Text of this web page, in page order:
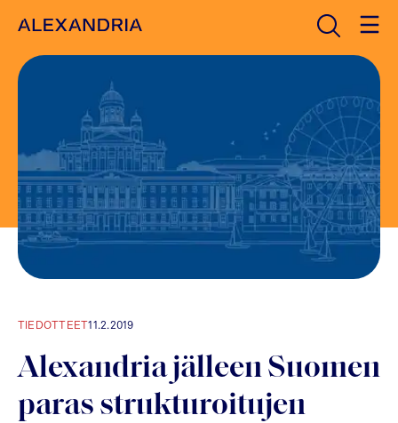
Etusivulle Avaa haku
TIEDOTTEET11.2.2019
Alexandria jälleen Suomen
paras strukturoitujen